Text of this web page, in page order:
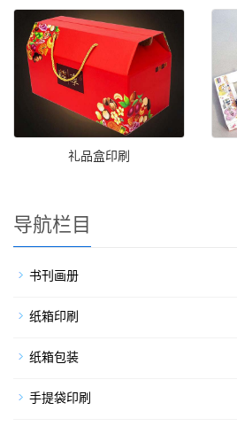
礼品盒印刷
导航栏目
书刊画册
纸箱印刷
纸箱包装
手提袋印刷